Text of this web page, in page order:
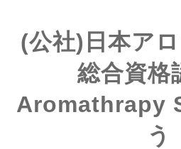
(公社)日本ア
総合資格
Aromathrapy
う